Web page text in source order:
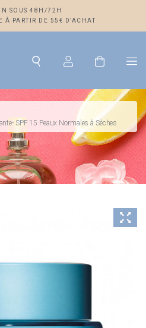
SOUS 48H/72H
À PARTIR DE 55€ D’ACHAT
SPF 15 Peaux Normales à Sèches